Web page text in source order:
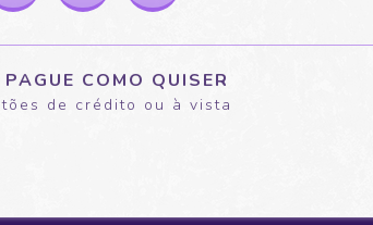
PAGUE COMO QUISER
de crédito ou à vista